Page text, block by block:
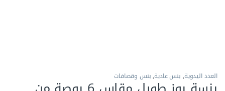
العدد اليدوية, بنس عادية,بنس وقصافات